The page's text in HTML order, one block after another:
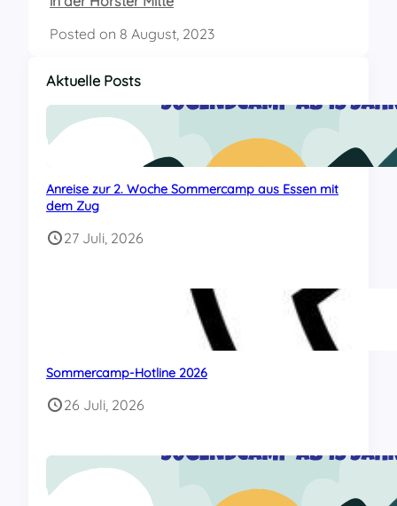
Posted on 8 August, 2023
Aktuelle Posts
Anreise zur 2. Woche Sommercamp aus Essen mit
dem Zug
27 Juli, 2026
Sommercamp-Hotline 2026
26 Juli, 2026